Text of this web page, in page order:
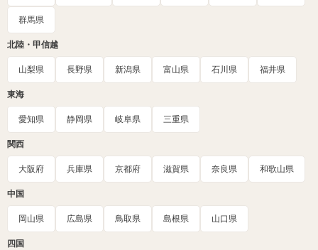
群馬県
北陸・甲信越
山梨県 長野県 新潟県 富山県 石川県 福井県
東海
愛知県 静岡県 岐阜県 三重県
関西
大阪府 兵庫県 京都府 滋賀県 奈良県 和歌山県
中国
岡山県 広島県 鳥取県 島根県 山口県
四国